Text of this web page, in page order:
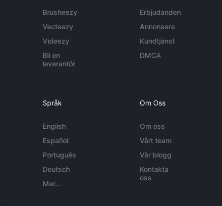
Brusheezy
Vecteezy
Videezy
Bli en
leverantör
Erbjudanden
Annonsera
Kundtjänst
DMCA
Språk
English
Español
Português
Deutsch
Mer...
Om Oss
Om oss
Vårt team
Vår blogg
Kontakta
oss